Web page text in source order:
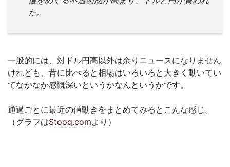
た。
一般的には、対ドル円高以外は余りニュースになりません
けれども、昔に比べると相場はいろいろと大きく動いてい
てなかなか感慨深いというかなんというかです。
通過ごとに最近の値動きをまとめてみるとこんな感じ。
（グラフはStooq.comより）